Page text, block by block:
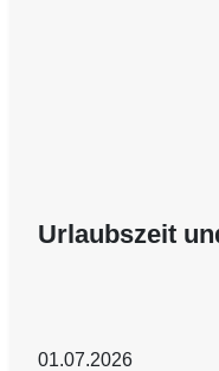
Urlaubszeit
01.07.2026